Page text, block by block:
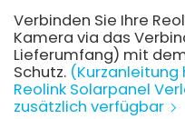
Verbinden Sie Ihre
Kamera via das
Lieferumfang) mit
Schutz.
Reolink Solarpanel
zusätzlich verfügbar